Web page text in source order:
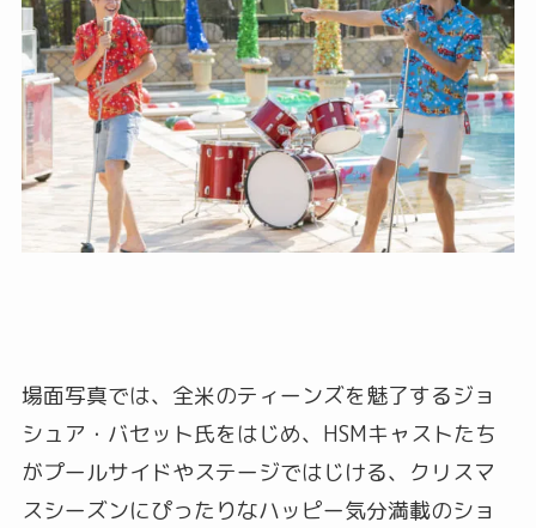
場面写真では、全米のティーンズを魅了するジョ
シュア・バセット氏をはじめ、HSMキャストたち
がプールサイドやステージではじける、クリスマ
スシーズンにぴったりなハッピー気分満載のショ